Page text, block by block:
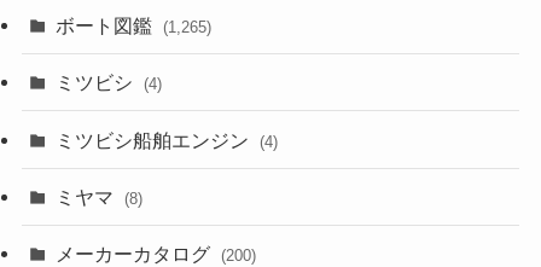
ボート図鑑 (1,265)
ミツビシ (4)
ミツビシ船舶エンジン (4)
ミヤマ (8)
メーカーカタログ (200)